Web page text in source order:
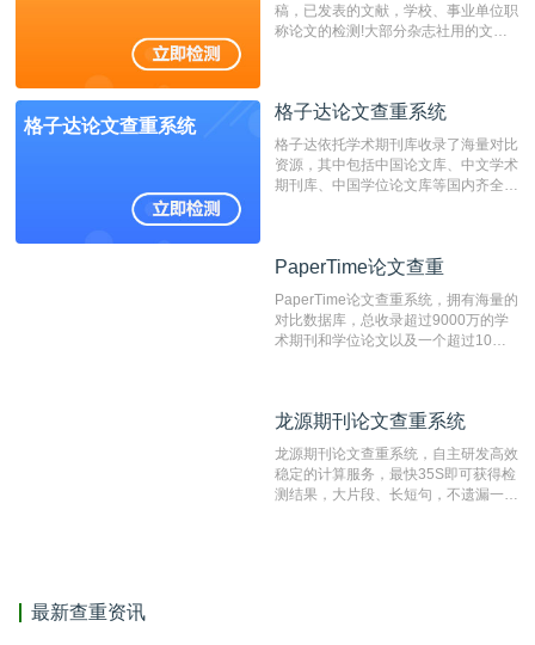
稿，已发表的文献，学校、事业单位职
称论文的检测!大部分杂志社用的文献
编辑部检测来稿和已发表的文献,检测
测时注意填写第一作者,才能排除已发
表文献复制比。（限制字符数1万）
格子达论文查重系统
格子达论文查重系统
格子达依托学术期刊库收录了海量对比
资源，其中包括中国论文库、中文学术
期刊库、中国学位论文库等国内齐全的
系统，可检测中文、英文两种语言的论
PaperTime论文查重
PaperTime论文查重系统，拥有海量的
对比数据库，总收录超过9000万的学
术期刊和学位论文以及一个超过10亿
对，利用指纹索引快速而精准地在云检
有相似的片段，该项技术检测速度快、
准确率高，市场反映良好。
龙源期刊论文查重系统
龙源期刊论文查重系统，自主研发高效
稳定的计算服务，最快35S即可获得检
测结果，大片段、长短句，不遗漏一处
最新查重资讯